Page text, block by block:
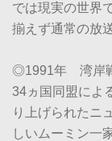
では現実の世界
揃えず通常の放
◎1991年 湾岸
34ヵ国同盟によ
り上げられたニ
しいムーミン一